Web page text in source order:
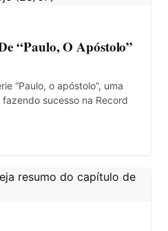
“Paulo, O Apóstolo”
“Paulo, o apóstolo”, uma
sucesso na Record